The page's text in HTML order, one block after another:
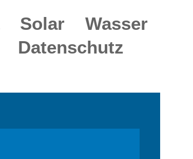
Solar
Wasser
Datenschutz